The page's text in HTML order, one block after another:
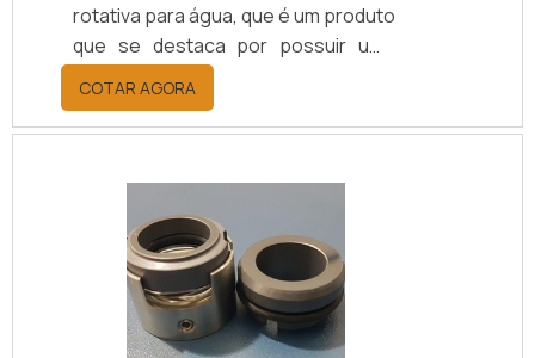
rotativa para água, que é um produto
que se destaca por possuir uma
fabricação completa que garante a
alta funcionalidade. Portanto, ao
adquirir a união rotativa de água, o
grande know-how no
segmento.Informações
fundamentais deste produtoUma
das características mais
importantes a respeito da união
COTAR AGORA